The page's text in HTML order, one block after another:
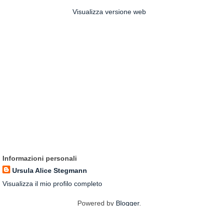
Visualizza versione web
Informazioni personali
Ursula Alice Stegmann
Visualizza il mio profilo completo
Powered by Blogger.